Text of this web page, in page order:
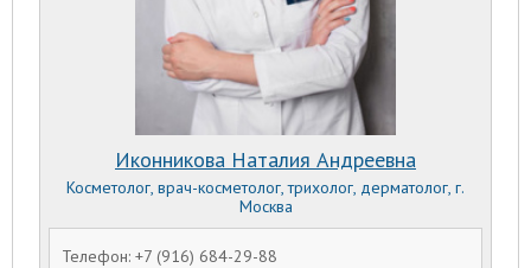
Телефон: +7 (916) 684-29-88
Иконникова Наталия Андреевна
Косметолог, врач-косметолог, трихолог, дерматолог, г.
Москва